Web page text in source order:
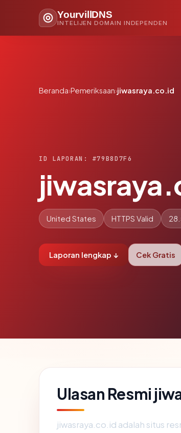
YourvillDNS
INTELIJEN DOMAIN INDEPENDEN
Beranda›Pemeriksaan›jiwasraya.co.id
ID LAPORAN: #79B8D7F6
United States HTTPS Valid
Laporan lengkap ↓ Cek Gratis
Ulasan Resmi
jiwasraya.co.id adalah situs